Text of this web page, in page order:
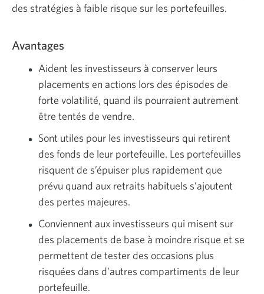
des stratégies à faible risque sur les portefeuilles.
Avantages
Aident les investisseurs à conserver leurs
placements en actions lors des épisodes de
forte volatilité, quand ils pourraient autrement
être tentés de vendre.
Sont utiles pour les investisseurs qui retirent
des fonds de leur portefeuille. Les portefeuilles
risquent de s’épuiser plus rapidement que
prévu quand aux retraits habituels s’ajoutent
des pertes majeures.
Conviennent aux investisseurs qui misent sur
des placements de base à moindre risque et se
permettent de tester des occasions plus
risquées dans d’autres compartiments de leur
portefeuille.